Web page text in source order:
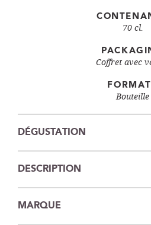
70 cl.
Coffret avec
Bouteille
DÉGUSTATION
DESCRIPTION
MARQUE